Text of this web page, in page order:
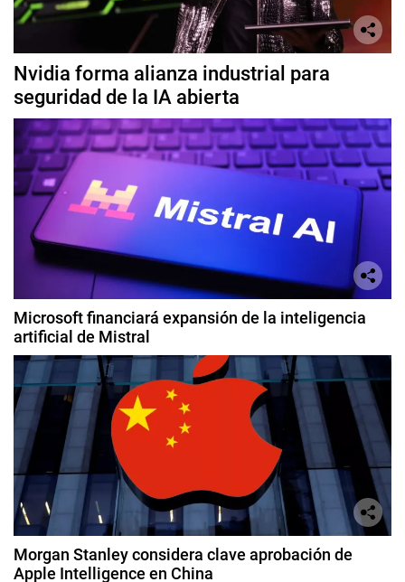
Nvidia forma alianza industrial para
seguridad de la IA abierta
Microsoft financiará expansión de la inteligencia
artificial de Mistral
Morgan Stanley considera clave aprobación de
Apple Intelligence en China